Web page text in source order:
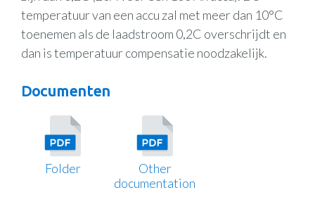
temperatuur van een accu zal met meer dan 10°C
toenemen als de laadstroom 0,2C overschrijdt en
dan is temperatuur compensatie noodzakelijk.
Documenten
Folder
Other
documentation